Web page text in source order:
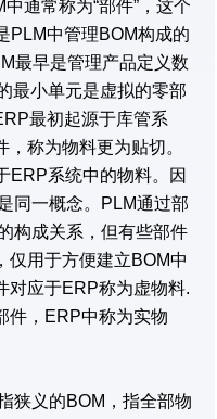
通常称为“部件”，这个
PLM中管理BOM构成的
最早是管理产品定义数
最小单元是虚拟的零部
最初起源于库管系
称为物料更为贴切。
ERP系统中的物料。因
同一概念。PLM通过部
构成关系，但有些部件
仅用于方便建立BOM中
对应于ERP称为虚物料.
件，ERP中称为实物
狭义的BOM，指全部物